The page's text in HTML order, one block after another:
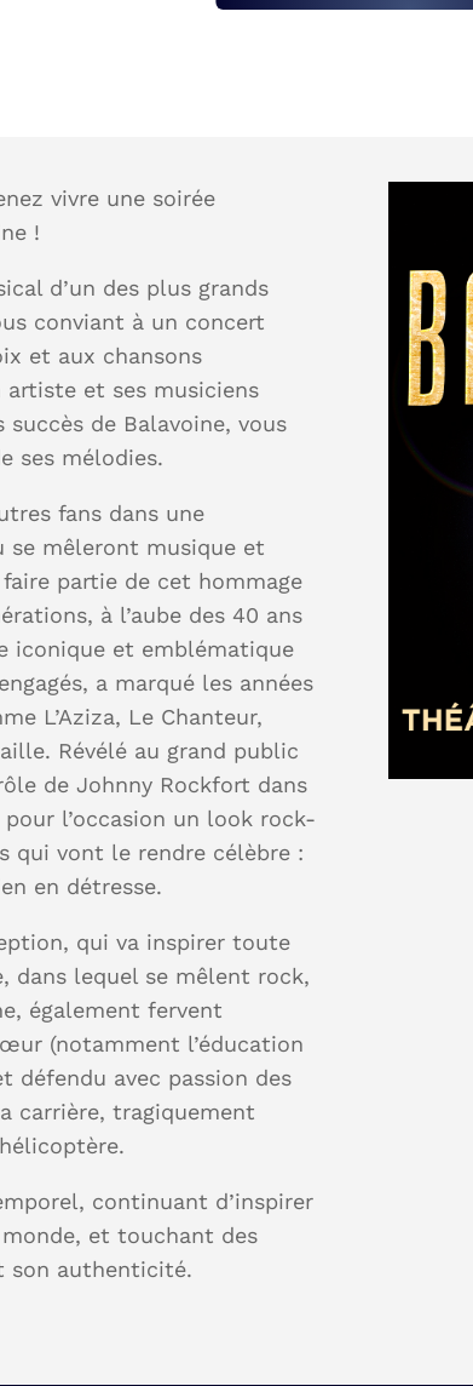
vivre une soirée
!
d’un des plus grands
conviant à un concert
et aux chansons
artiste et ses musiciens
de Balavoine, vous
ses mélodies.
fans dans une
se mêleront musique et
faire partie de cet hommage
à l’aube des 40 ans
iconique et emblématique
a marqué les années
L’Aziza, Le Chanteur,
Révélé au grand public
de Johnny Rockfort dans
l’occasion un look rock-
qui vont le rendre célèbre :
en détresse.
qui va inspirer toute
dans lequel se mêlent rock,
également fervent
(notamment l’éducation
défendu avec passion des
carrière, tragiquement
continuant d’inspirer
et touchant des
son authenticité.